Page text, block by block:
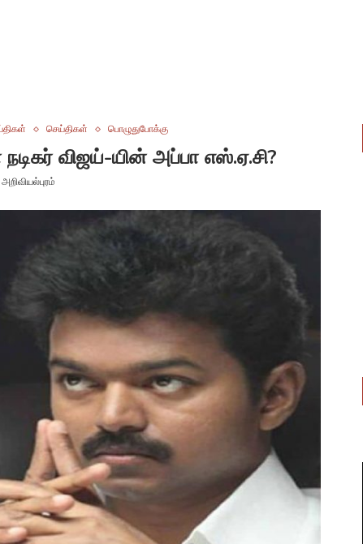
செய்திகள் பொழுதுபோக்கு
விஜய்-யின் அப்பா எஸ்.ஏ.சி?
அறிவியல்புரம்